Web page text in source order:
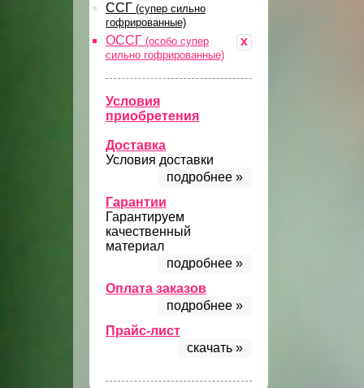
ССГ (супер сильно
гофрированные)
x
ОССГ (особо супер
сильно гофрированные)
Условия
приобретения
Доставка
Условия доставки
подробнее »
Гарантии
Гарантируем
качественный
материал
подробнее »
Оплата заказов
подробнее »
Прайс-лист
скачать »